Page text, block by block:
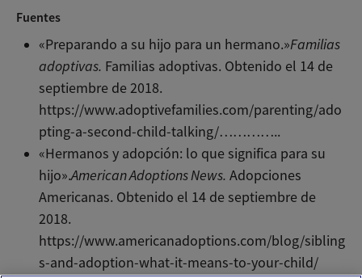
Fuentes
«Preparando a su hijo para un hermano.»Familias
adoptivas. Familias adoptivas. Obtenido el 14 de
septiembre de 2018.
https://www.adoptivefamilies.com/parenting/ado
pting-a-second-child-talking/…………..
«Hermanos y adopción: lo que significa para su
hijo».American Adoptions News. Adopciones
Americanas. Obtenido el 14 de septiembre de
2018.
https://www.americanadoptions.com/blog/sibling
s-and-adoption-what-it-means-to-your-child/